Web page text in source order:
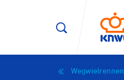
Wegwielrennen